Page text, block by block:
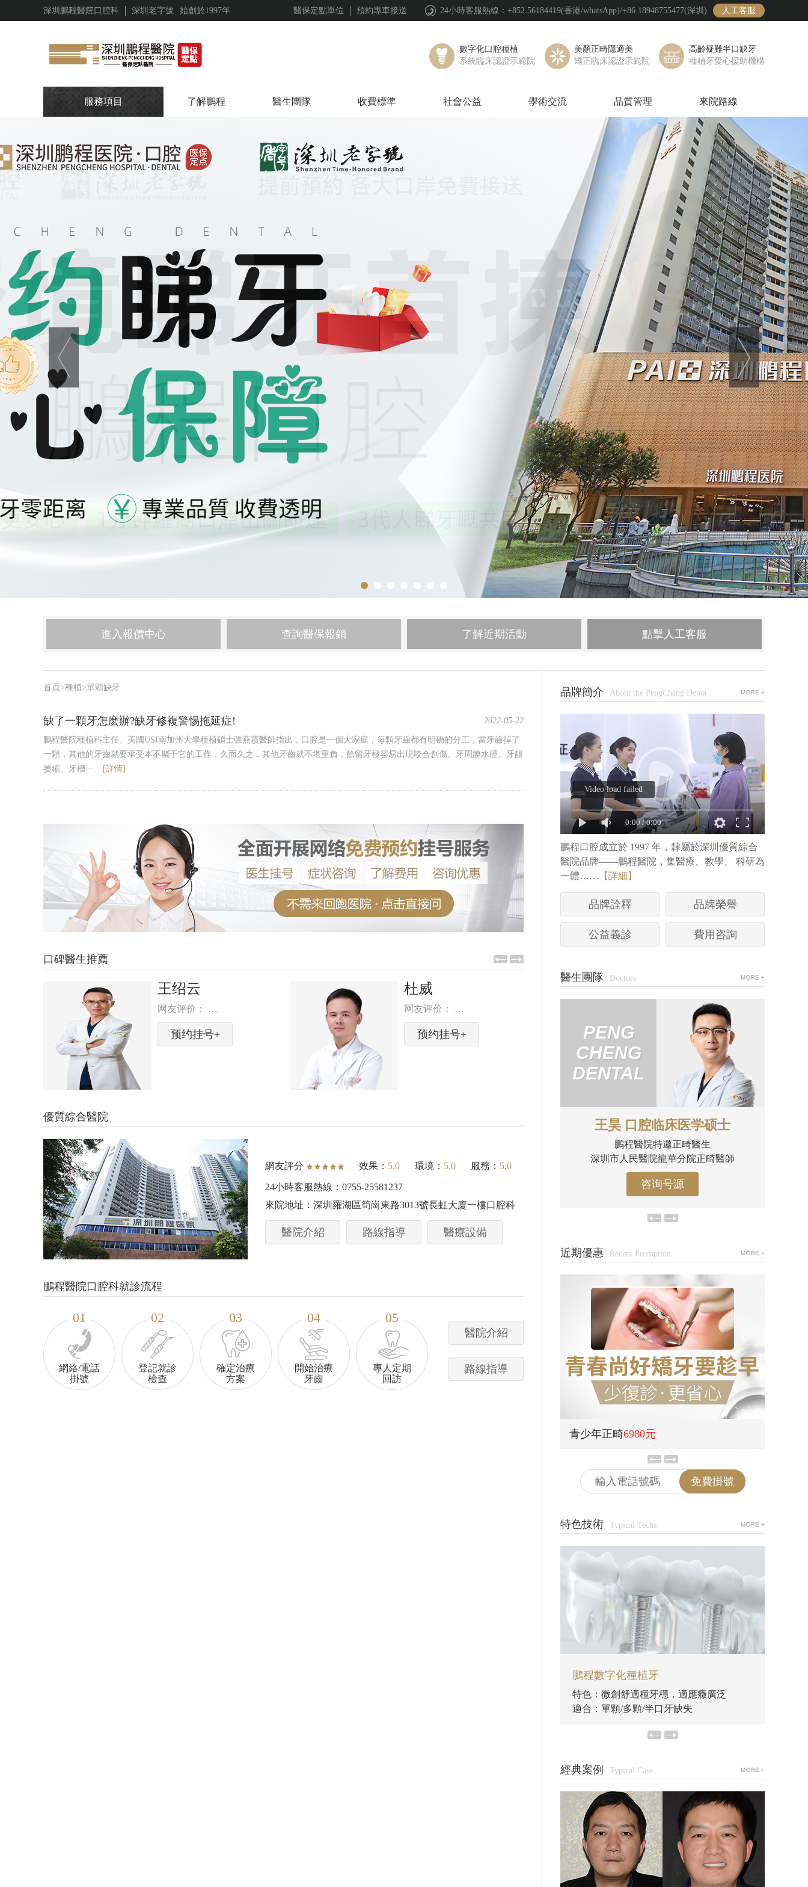
深圳鵬程醫院口腔科 深圳老字號 始創於1997年 醫保定點單位 預約專車接送 24小時客服熱線：+852 56184419(香港/whatsApp)/+86 18948755477(深圳) 人工客服
數字化口腔種植
系統臨床認證示範院
美顏正畸隱適美
矯正臨床認證示範院
高齡疑難半口缺牙
種植牙愛心援助機構
服務項目 了解鵬程 醫生團隊 收費標準 社會公益 學術交流 品質管理 來院路線
進入報價中心 查詢醫保報銷 了解近期活動 點擊人工客服
首頁 >種植>單顆缺牙
2022-05-22
缺了一顆牙怎麽辦?缺牙修複警惕拖延症!
鵬程醫院種植科主任、美國USI南加州大學種植碩士張燕霞醫師指出，口腔是一個大家庭，每顆牙齒都有明确的分工，當牙齒掉了
一顆，其他的牙齒就要承受本不屬于它的工作，久而久之，其他牙齒就不堪重負，餘留牙極容易出現咬合創傷、牙周膜水腫、牙龈
萎縮、牙槽···… [詳情]
口碑醫生推薦
杜威
网友评价： …
预约挂号+
秦信陽
网友评价： …
预约挂号+
何嘉燕
网友评价： …
预约挂号+
優質綜合醫院
網友評分 效果： 5.0 環境： 5.0 服務： 5.0
24小時客服熱線：0755-25581237
來院地址：深圳羅湖區筍崗東路3013號長虹大廈一樓口腔科
醫院介紹 路線指導 醫療設備
鵬程醫院口腔科就診流程
01
網絡/電話
掛號
02
登記就診
檢查
03
確定治療
方案
04
開始治療
牙齒
05
專人定期
回訪
醫院介紹
路線指導
品牌簡介 About the PengCheng Denta
0:00/0:00
Video load failed
鵬程口腔成立於 1997 年，隸屬於深圳優質綜合
醫院品牌——鵬程醫院，集醫療、教學、 科研為
一體……
【詳細】
品牌詮釋 品牌榮譽
公益義診 費用咨詢
醫生團隊 Doctors
汤思凱
鵬城諾貝矯正主任
時代天使臨床認證醫師
咨询号源
PENG
CHENG
陳文龍 臺灣臺中醫學大學修復科學
士
鵬程醫院種植主任
廣東省民營病例大賽銀獎者
咨询号源
PENG
CHENG
DENTAL
王昊 口腔临床医学硕士
深圳市人民醫院龍華分院正畸醫師
PENG
CHENG
DENTAL
秦信陽
口腔修復主任
中華口腔醫學會會員
咨询号源
近期優惠 Recent Promption
青少年正畸6980元
免費掛號
特色技術 Typical Techs
鵬程數字化種植牙
特色：微創舒適種牙穩，適應癥廣泛
適合：單顆/多顆/半口牙缺失
經典案例 Typical Case